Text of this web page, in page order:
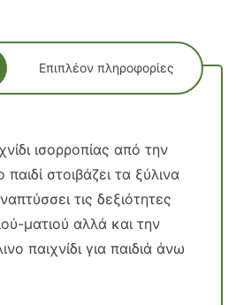
Επιπλέον πληροφορίες
ισορροπίας από την
παιδί στοιβάζει τα ξύλινα
τις δεξιότητες
ματιού αλλά και την
παιχνίδι για παιδιά άνω